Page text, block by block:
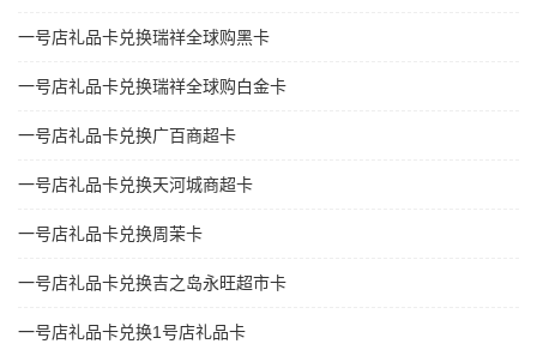
一号店礼品卡兑换瑞祥全球购黑卡
一号店礼品卡兑换瑞祥全球购白金卡
一号店礼品卡兑换广百商超卡
一号店礼品卡兑换天河城商超卡
一号店礼品卡兑换周茉卡
一号店礼品卡兑换吉之岛永旺超市卡
一号店礼品卡兑换1号店礼品卡